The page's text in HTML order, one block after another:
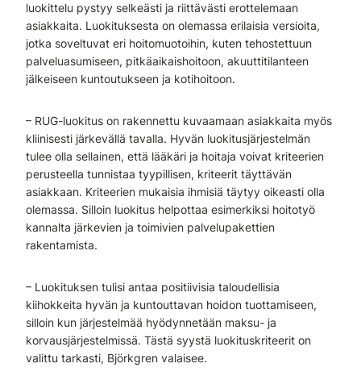
luokittelu pystyy selkeästi ja riittävästi erottelemaan
asiakkaita. Luokituksesta on olemassa erilaisia versioita,
jotka soveltuvat eri hoitomuotoihin, kuten tehostettuun
palveluasumiseen, pitkäaikaishoitoon, akuuttitilanteen
jälkeiseen kuntoutukseen ja kotihoitoon.
– RUG-luokitus on rakennettu kuvaamaan asiakkaita myös
kliinisesti järkevällä tavalla. Hyvän luokitusjärjestelmän
tulee olla sellainen, että lääkäri ja hoitaja voivat kriteerien
perusteella tunnistaa tyypillisen, kriteerit täyttävän
asiakkaan. Kriteerien mukaisia ihmisiä täytyy oikeasti olla
olemassa. Silloin luokitus helpottaa esimerkiksi hoitotyö
kannalta järkevien ja toimivien palvelupakettien
rakentamista.
– Luokituksen tulisi antaa positiivisia taloudellisia
kiihokkeita hyvän ja kuntouttavan hoidon tuottamiseen,
silloin kun järjestelmää hyödynnetään maksu- ja
korvausjärjestelmissä. Tästä syystä luokituskriteerit on
valittu tarkasti, Björkgren valaisee.